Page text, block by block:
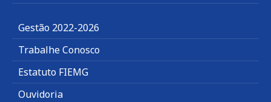
Gestão 2022-2026
Trabalhe Conosco
Estatuto FIEMG
Ouvidoria